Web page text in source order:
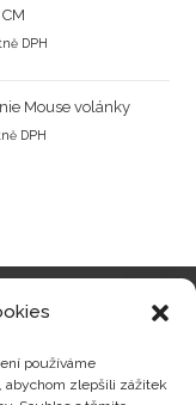
používáme
abychom zlepšili zážitek
DPH
Mouse volánky
DPH